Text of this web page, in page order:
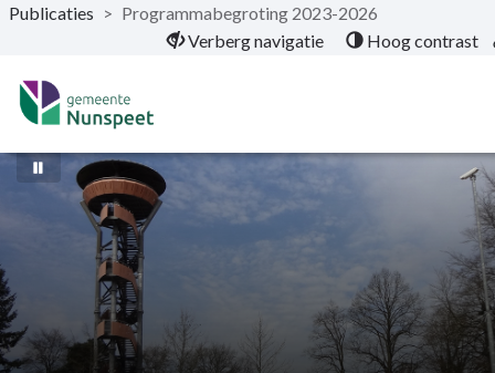
Naar hoofdinhoud
Publicaties > Programmabegroting 2023-2026
Verberg navigatie
Hoog contrast